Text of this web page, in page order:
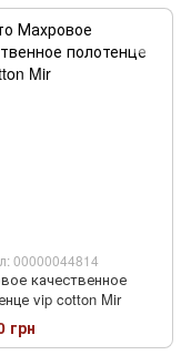
00000044814
качественное
vip cotton Mir
грн